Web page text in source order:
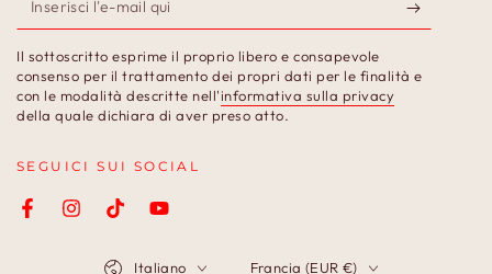
l'e-
mail
qui
Il sottoscritto esprime il proprio libero e consapevole
consenso per il trattamento dei propri dati per le finalità e
con le modalità descritte nell'informativa sulla privacy
della quale dichiara di aver preso atto.
SEGUICI SUI SOCIAL
FacebookInstagramTikTokYouTube
Italiano Francia (EUR €)